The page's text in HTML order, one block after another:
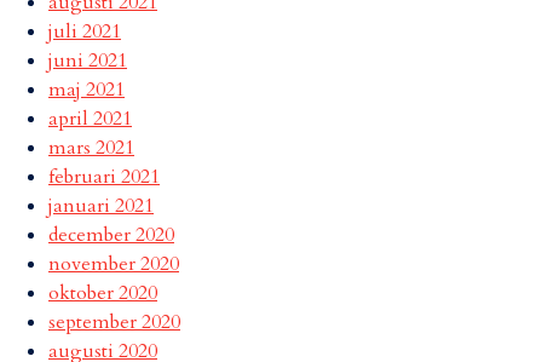
juli 2021
juni 2021
maj 2021
april 2021
mars 2021
februari 2021
januari 2021
december 2020
november 2020
oktober 2020
september 2020
augusti 2020